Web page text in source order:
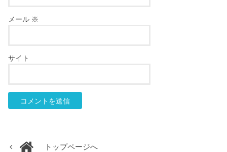
メール ※
サイト
トップページへ